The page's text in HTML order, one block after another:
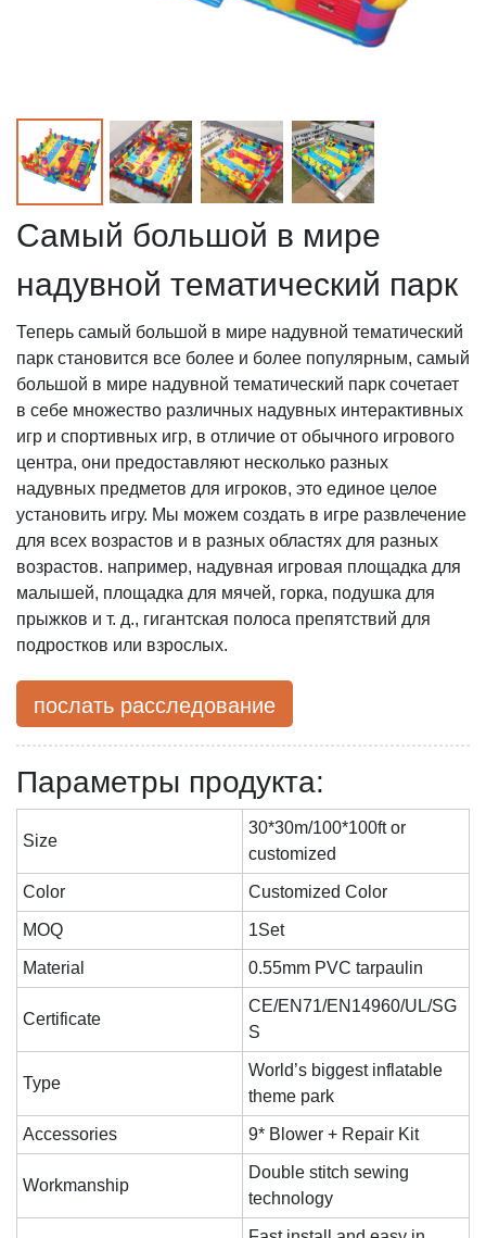
Самый большой в мире
надувной тематический парк
Теперь самый большой в мире надувной тематический
парк становится все более и более популярным, самый
большой в мире надувной тематический парк сочетает
в себе множество различных надувных интерактивных
игр и спортивных игр, в отличие от обычного игрового
центра, они предоставляют несколько разных
надувных предметов для игроков, это единое целое
установить игру. Мы можем создать в игре развлечение
для всех возрастов и в разных областях для разных
возрастов. например, надувная игровая площадка для
малышей, площадка для мячей, горка, подушка для
прыжков и т. д., гигантская полоса препятствий для
подростков или взрослых.
послать расследование
Параметры продукта:
Size
30*30m/100*100ft or
customized
Color Customized Color
MOQ 1Set
Material 0.55mm PVC tarpaulin
Certificate
CE/EN71/EN14960/UL/SG
S
Type
World’s biggest inflatable
theme park
Accessories 9* Blower + Repair Kit
Workmanship
Double stitch sewing
technology